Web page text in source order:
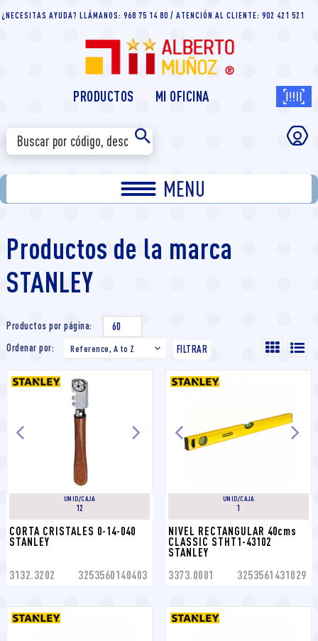
¿NECESITAS AYUDA? LLÁMANOS: 968 75 14 80 / ATENCIÓN AL CLIENTE: 902 421 521
PRODUCTOS MI OFICINA
MENU
Productos de la marca
STANLEY
Productos por página:
60
Ordenar por:
Reference, A to Z  FILTRAR
UNID/CAJA
12
CORTA CRISTALES 0-14-040
STANLEY
3132.3202 3253560140403
UNID/CAJA
1
NIVEL RECTANGULAR 40cms
CLASSIC STHT1-43102
STANLEY
3373.0001 3253561431029